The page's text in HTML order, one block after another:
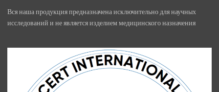
Вся наша продукция предназначена исключительно для научных
исследований и не является изделием медицинского назначения